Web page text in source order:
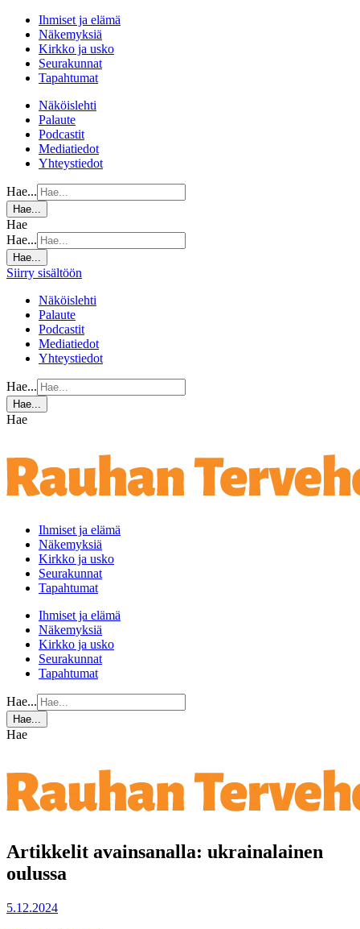
Ihmiset ja elämä
Näkemyksiä
Kirkko ja usko
Seurakunnat
Tapahtumat
Näköislehti
Palaute
Podcastit
Mediatiedot
Yhteystiedot
Hae...
Hae...
Hae
Hae...
Hae...
Siirry sisältöön
Näköislehti
Palaute
Podcastit
Mediatiedot
Yhteystiedot
Hae...
Hae...
Hae
Ihmiset ja elämä
Näkemyksiä
Kirkko ja usko
Seurakunnat
Tapahtumat
Ihmiset ja elämä
Näkemyksiä
Kirkko ja usko
Seurakunnat
Tapahtumat
Hae...
Hae...
Hae
Artikkelit avainsanalla: ukrainalainen
oulussa
5.12.2024